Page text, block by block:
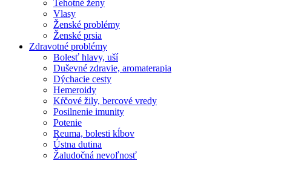
Tehotné ženy
Vlasy
Ženské problémy
Ženské prsia
Zdravotné problémy
Bolesť hlavy, uší
Duševné zdravie, aromaterapia
Dýchacie cesty
Hemeroidy
Kŕčové žily, bercové vredy
Posilnenie imunity
Potenie
Reuma, bolesti kĺbov
Ústna dutina
Žaludočná nevoľnosť